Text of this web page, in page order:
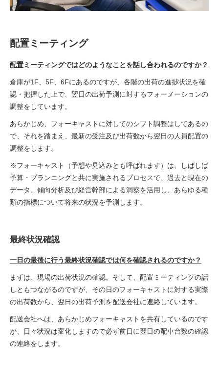
配置ミーティング
配置ミーティングではどのようなことを話し合われるのですか？
倉庫が1F、5F、6Fにあるのですが、各階の出荷の進捗状況を確
認・把握した上で、翌日の出荷予測に対するフォーメーションの
調整をしています。
あらかじめ、フォーキャストに対してのシフト調整はしてあるの
で、それを踏まえ、最新の受注及び出荷数から翌日の人員配置の
調整をします。
※フォーキャスト（予想や見込みとも呼ばれます）は、しばしば
予算・プランニングと共に実施されるプロセスで、過去と現在の
データ、傾向分析及び経営幹部による洞察を活用し、あらゆる種
類の指標について将来の状況を予測します。
最終状況確認
一日の最後に行う最終状況確認では何を確認されるのですか？
まずは、現場の出荷状況の確認。そして、配置ミーティングの話
しともつながるのですが、その日のフォーキャストに対する実際
の出荷数から、翌日の出荷予測を配送会社に連絡しています。
配送会社へは、あらかじめフォーキャストを共有しているのです
が、日々状況は変化しますので必ず前日に翌日の配車台数の確認
の連絡をします。